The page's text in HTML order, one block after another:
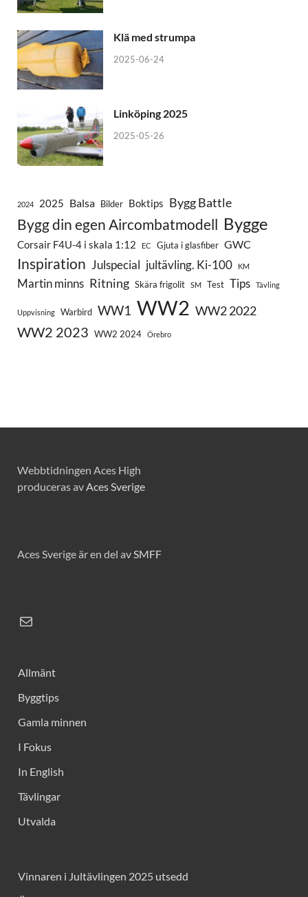
Klä med strumpa
2025-06-24
Linköping 2025
2025-05-26
2024 2025 Balsa Bilder Boktips Bygg Battle
Bygg din egen Aircombatmodell Bygge
Corsair F4U-4 i skala 1:12 EC Gjuta i glasfiber GWC
Inspiration Julspecial jultävling. Ki-100 KM
Martin minns Ritning Skära frigolit SM Test Tips Tävling
Uppvisning Warbird WW1 WW2 WW2 2022
WW2 2023 WW2 2024 Örebro
Webbtidningen Aces High
produceras avAces Sverige
Aces Sverige är en del avSMFF
Allmänt
Byggtips
Gamla minnen
I Fokus
In English
Tävlingar
Utvalda
Vinnaren i Jultävlingen 2025 utsedd